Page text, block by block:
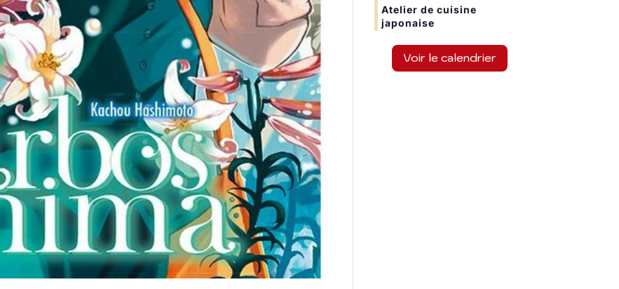
Atelier de cuisine
japonaise
Voir le calendrier